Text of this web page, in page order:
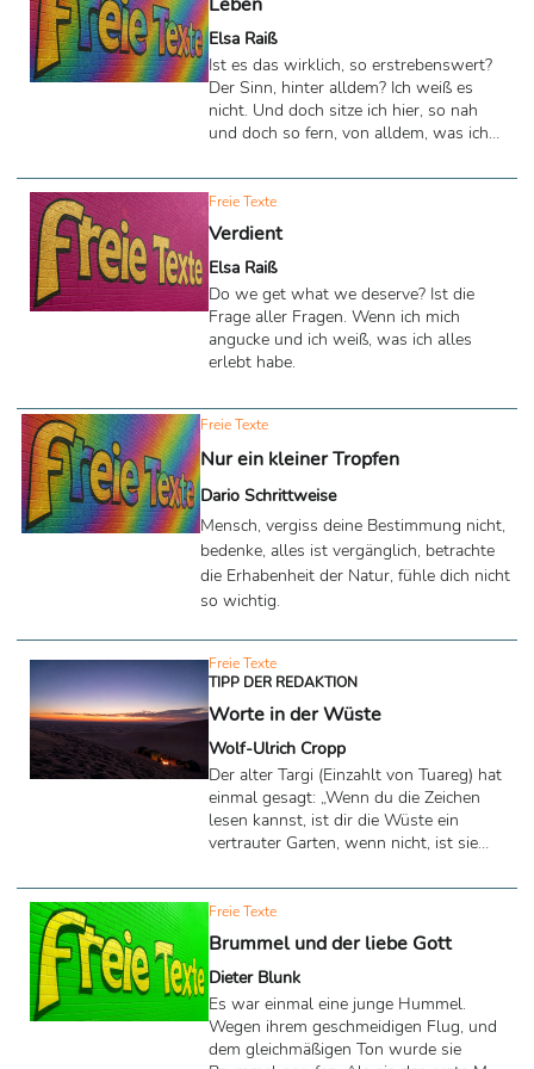
Gewinnen. In diesem Moment tue ich
nichts außer verlieren. Doch ich sah ein
Licht, was in mir blitzt, wie ein Schlag
des Schicksals, welches mir sagt: „Geh
deinen Weg“. Und ich gehe und ich
renne, bis mir meine Füße vom Leib ...
Elsa Raiß
Ist es das wirklich, so erstrebenswert?
Der Sinn, hinter alldem? Ich weiß es
nicht. Und doch sitze ich hier, so nah
und doch so fern, von alldem, was ich
erleben. Aber kann ich nicht einfach, so
führen, das Leben? Was ich immer
wollte, die Freiheit, die Gestaltung
meines Herzens. Doch was mache ich
noch hier? Schmerzen, Trauer. Alles
überdenken. Und doch führt es zu
nichts. Nur zu einem Mix. Aus
Emotionen und Zielen, wie von vielen,
in einer Welt, wo man ...
Freie Texte
Verdient
Elsa Raiß
Do we get what we deserve? Ist die
Frage aller Fragen. Wenn ich mich
angucke und ich weiß, was ich alles
erlebt habe.
Freie Texte
Nur ein kleiner Tropfen
Dario Schrittweise
Mensch, vergiss deine Bestimmung nicht,
bedenke, alles ist vergänglich, betrachte
die Erhabenheit der Natur, fühle dich nicht
so wichtig.
Freie Texte
TIPP DER REDAKTION
Worte in der Wüste
Wolf-Ulrich Cropp
Der alter Targi (Einzahlt von Tuareg) hat
einmal gesagt: „Wenn du die Zeichen
lesen kannst, ist dir die Wüste ein
vertrauter Garten, wenn nicht, ist sie
Freie Texte
Brummel und der liebe Gott
Dieter Blunk
Es war einmal eine junge Hummel.
Wegen ihrem geschmeidigen Flug, und
dem gleichmäßigen Ton wurde sie